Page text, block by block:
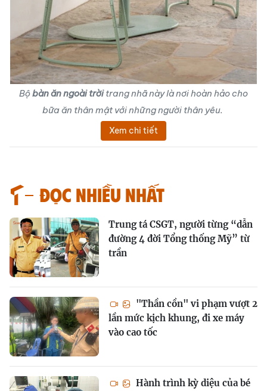
Bộbàn ăn ngoài trờitrang nhã này là nơi hoàn hảo cho
bữa ăn thân mật với những người thân yêu.
Xem chi tiết
Đọc nhiều nhất
Trung tá CSGT, người từng “dẫn
đường 4 đời Tổng thống Mỹ” từ
trần
"Thần cồn" vi phạm vượt 2
lần mức kịch khung, đi xe máy
vào cao tốc
Hành trình kỳ diệu của bé